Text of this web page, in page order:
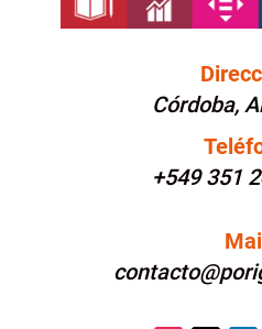
Córdoba,
+549 351